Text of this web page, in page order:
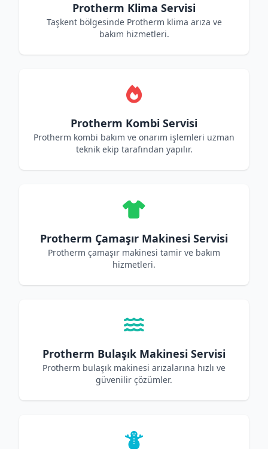
Protherm Klima Servisi
Taşkent bölgesinde Protherm klima arıza ve
bakım hizmetleri.
Protherm Kombi Servisi
Protherm kombi bakım ve onarım işlemleri uzman
teknik ekip tarafından yapılır.
Protherm Çamaşır Makinesi Servisi
Protherm çamaşır makinesi tamir ve bakım
hizmetleri.
Protherm Bulaşık Makinesi Servisi
Protherm bulaşık makinesi arızalarına hızlı ve
güvenilir çözümler.